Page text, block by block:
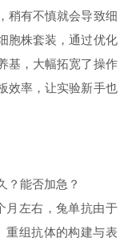
稍有不慎就会导致细
胞株套装，通过优化
基，大幅拓宽了操作
效率，让实验新手也
？能否加急？
月左右，兔单抗由于
重组抗体的构建与表